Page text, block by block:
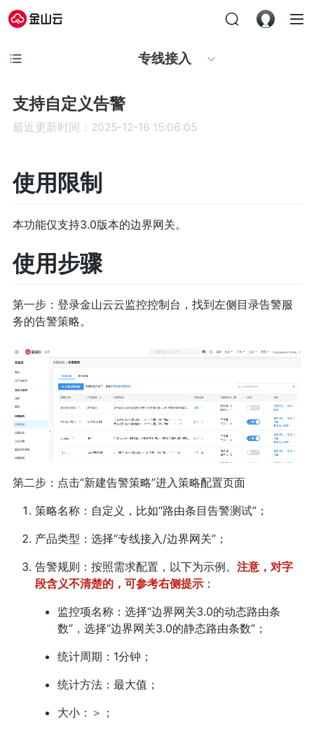
专线接入
支持自定义告警
最近更新时间：2025-12-16 15:06:05
使用限制
本功能仅支持3.0版本的边界网关。
使用步骤
第一步：登录金山云云监控控制台，找到左侧目录告警服
务的告警策略。
第二步：点击“新建告警策略”进入策略配置页面
策略名称：自定义，比如“路由条目告警测试”；
产品类型：选择“专线接入/边界网关”；
告警规则：按照需求配置，以下为示例。 注意，对字
段含义不清楚的，可参考右侧提示：
监控项名称：选择“边界网关3.0的动态路由条
数”，选择“边界网关3.0的静态路由条数”；
统计周期：1分钟；
统计方法：最大值；
大小：＞；